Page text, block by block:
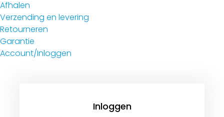
Afhalen
Verzending en levering
Retourneren
Garantie
Account/Inloggen